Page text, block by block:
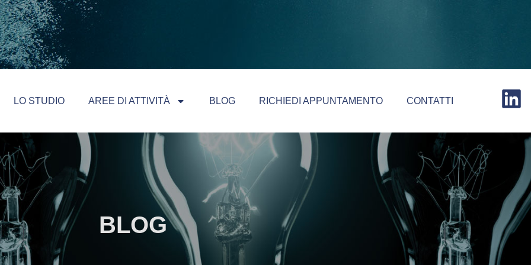
LO STUDIO AREE DI ATTIVITÀ BLOG RICHIEDI APPUNTAMENTO CONTATTI
BLOG